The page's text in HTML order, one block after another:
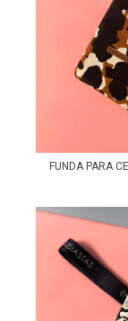
FUNDA PARA